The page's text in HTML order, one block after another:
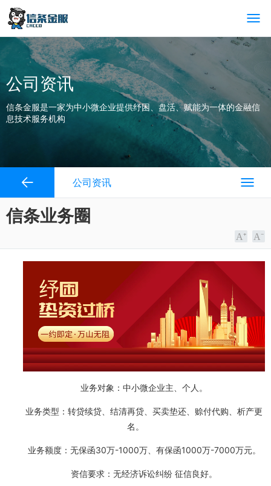
公司资讯
信条金服是一家为中小微企业提供纾困、盘活、赋能为一体的金融信
息技术服务机构
公司资讯
信条业务圈
业务对象：中小微企业主、个人。
业务类型：转贷续贷、结清再贷、买卖垫还、赊付代购、析产更
名。
业务额度：无保函30万-1000万、有保函1000万-7000万元。
资信要求：无经济诉讼纠纷 征信良好。